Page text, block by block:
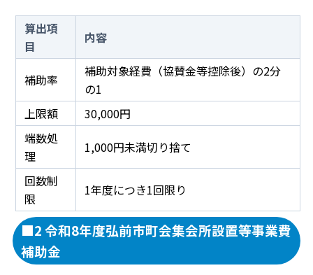
算出項
目
内容
補助率
補助対象経費（協賛金等控除後）の2分
の1
上限額
30,000円
端数処
理
1,000円未満切り捨て
回数制
限
1年度につき1回限り
■2 令和8年度弘前市町会集会所設置等事業費
補助金